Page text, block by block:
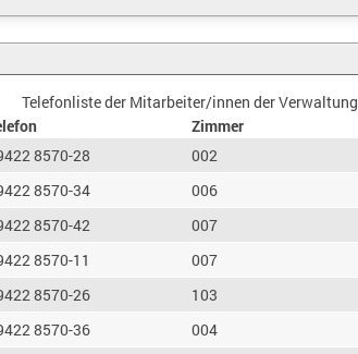
Telefonliste der Mitarbeiter/innen der Verwaltung
Zimmer
8570-28 002
8570-34 006
8570-42 007
8570-11 007
8570-26 103
8570-36 004